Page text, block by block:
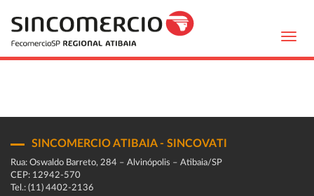
SINCOMERCIO ATIBAIA - SINCOVATI
Rua: Oswaldo Barreto, 284 – Alvinópolis – Atibaia/SP
CEP: 12942-570
Tel.: (11) 4402-2136